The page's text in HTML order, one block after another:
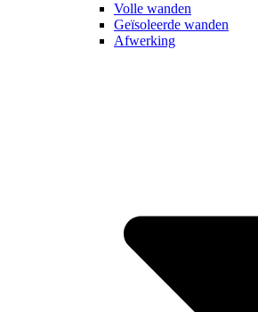
Volle wanden
Geïsoleerde wanden
Afwerking